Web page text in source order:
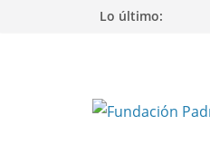
Lo último: